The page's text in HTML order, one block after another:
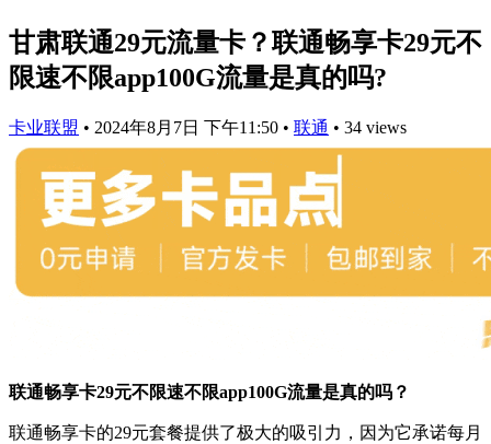
甘肃联通29元流量卡？联通畅享卡29元不
限速不限app100G流量是真的吗?
卡业联盟 • 2024年8月7日 下午11:50 • 联通 • 34 views
联通畅享卡29元不限速不限app100G流量是真的吗？
联通畅享卡的29元套餐提供了极大的吸引力，因为它承诺每月